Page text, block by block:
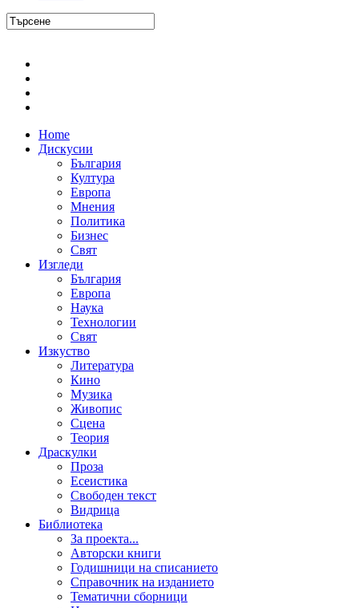
Home
Дискусии
България
Култура
Европа
Мнения
Политика
Бизнес
Свят
Изгледи
България
Европа
Наука
Технологии
Свят
Изкуство
Литература
Кино
Музика
Живопис
Сцена
Теория
Драскулки
Проза
Есеистика
Свободен текст
Видрица
Библиотека
За проекта...
Авторски книги
Годишници на списанието
Справочник на изданието
Тематични сборници